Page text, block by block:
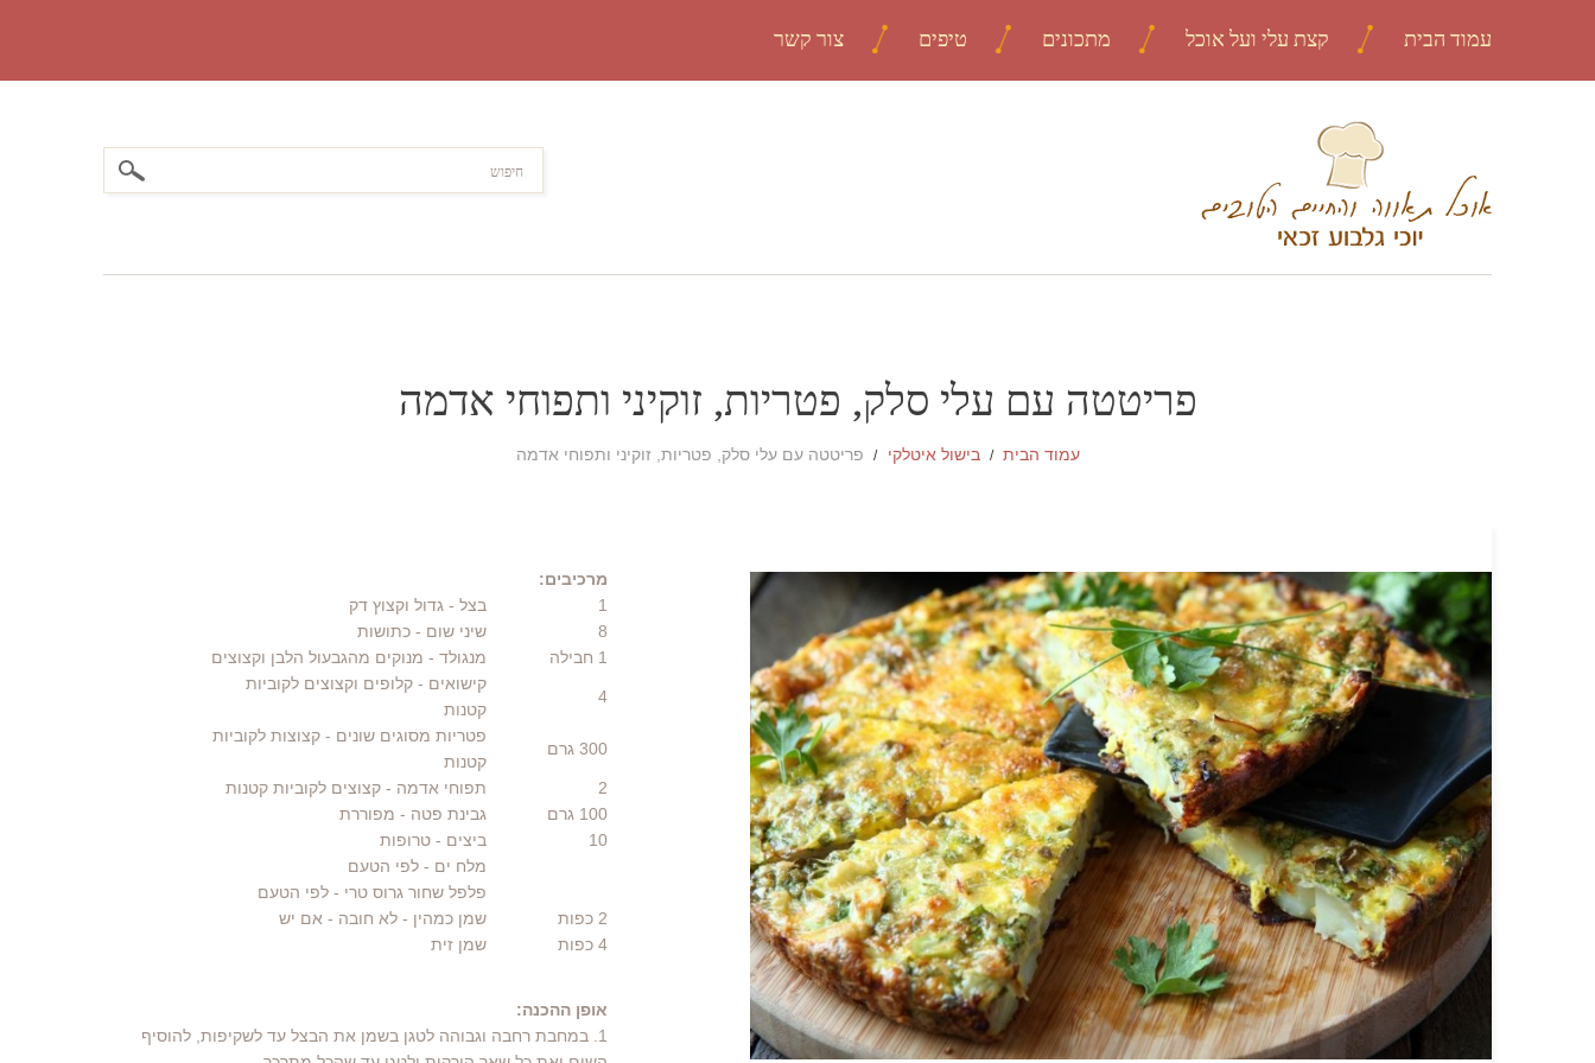
עמוד הבית קצת עלי ועל אוכל מתכונים טיפים צור קשר
פריטטה עם עלי סלק, פטריות, זוקיני ותפוחי אדמה
עמוד הבית בישול איטלקי פריטטה עם עלי סלק, פטריות, זוקיני ותפוחי אדמה
מרכיבים:
1
בצל - גדול וקצוץ דק
8
שיני שום - כתושות
1 חבילה מנגולד - מנוקים מהגבעול הלבן וקצוצים
4
קישואים - קלופים וקצוצים לקוביות
קטנות
300 גרם
פטריות מסוגים שונים - קצוצות לקוביות
קטנות
2
תפוחי אדמה - קצוצים לקוביות קטנות
100 גרם גבינת פטה - מפוררת
10
ביצים - טרופות
מלח ים - לפי הטעם
פלפל שחור גרוס טרי - לפי הטעם
2 כפות שמן כמהין - לא חובה - אם יש
4 כפות שמן זית
אופן ההכנה:
1. במחבת רחבה וגבוהה לטגן בשמן את הבצל עד לשקיפות, להוסיף